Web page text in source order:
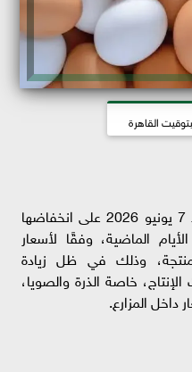
بتوقيت القاهرة
استقرت أسعار البيض اليوم الأحد 7 يونيو 2026 على انخفاضها
الماضية، وفقًا لأسعار
وذلك في ظل زيادة
خاصة الذرة والصويا،
داخل المزارع.